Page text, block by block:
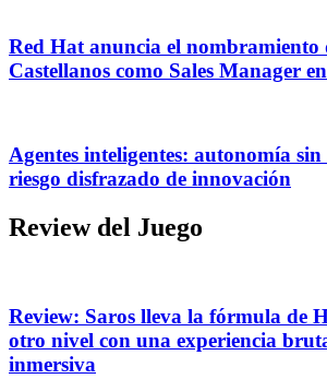
Red Hat anuncia el nombramiento
Castellanos como Sales Manager
Agentes inteligentes: autonomía
riesgo disfrazado de innovación
Review del Juego
Review: Saros lleva la fórmula de
otro nivel con una experiencia
inmersiva